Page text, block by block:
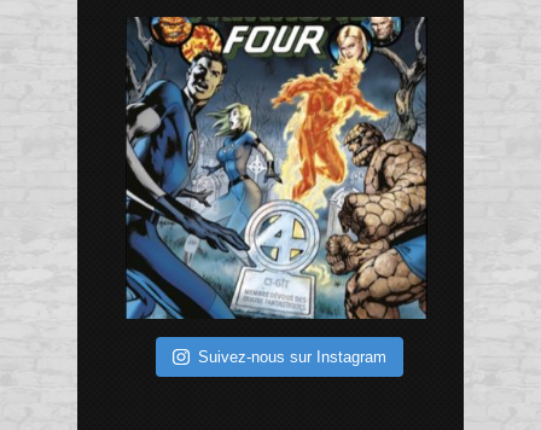
Suivez-nous sur Instagram